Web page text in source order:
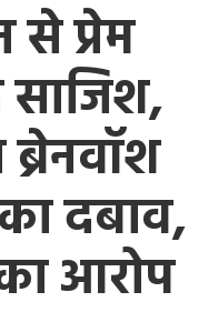
प्रेम
दबाव,
आरोप